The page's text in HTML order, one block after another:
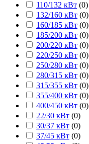
110/132 кВт (0)
132/160 кВт (0)
160/185 кВт (0)
185/200 кВт (0)
200/220 кВт (0)
220/250 кВт (0)
250/280 кВт (0)
280/315 кВт (0)
315/355 кВт (0)
355/400 кВт (0)
400/450 кВт (0)
22/30 кВт (0)
30/37 кВт (0)
37/45 кВт (0)